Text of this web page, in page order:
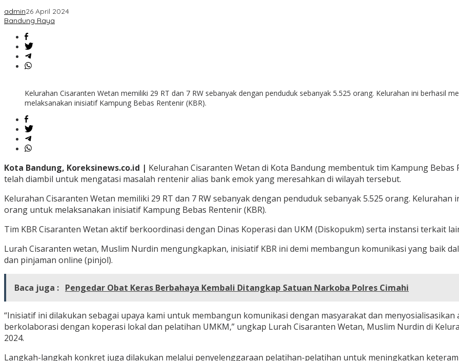
admin26 April 2024
Bandung Raya
Kelurahan Cisaranten Wetan memiliki 29 RT dan 7 RW sebanyak dengan penduduk sebanyak 5.525 orang. Kelurahan ini berhasil
melaksanakan inisiatif Kampung Bebas Rentenir (KBR).
Kota Bandung, Koreksinews.co.id | Kelurahan Cisaranten Wetan di Kota Bandung membentuk tim Kampung
telah diambil untuk mengatasi masalah rentenir alias bank emok yang meresahkan di wilayah tersebut.
Kelurahan Cisaranten Wetan memiliki 29 RT dan 7 RW sebanyak dengan penduduk sebanyak 5.525 orang.
orang untuk melaksanakan inisiatif Kampung Bebas Rentenir (KBR).
Tim KBR Cisaranten Wetan aktif berkoordinasi dengan Dinas Koperasi dan UKM (Diskopukm) serta instansi terkait
Lurah Cisaranten wetan, Muslim Nurdin mengungkapkan, inisiatif KBR ini demi membangun komunikasi yang baik
dan pinjaman online (pinjol).
Baca juga : Pengedar Obat Keras Berbahaya Kembali Ditangkap Satuan Narkoba Polres Cimahi
“Inisiatif ini dilakukan sebagai upaya kami untuk membangun komunikasi dengan masyarakat dan
berkolaborasi dengan koperasi lokal dan pelatihan UMKM,” ungkap Lurah Cisaranten Wetan, Muslim Nurdin di
2024.
Langkah-langkah konkret juga dilakukan melalui penyelenggaraan pelatihan-pelatihan untuk meningkatkan